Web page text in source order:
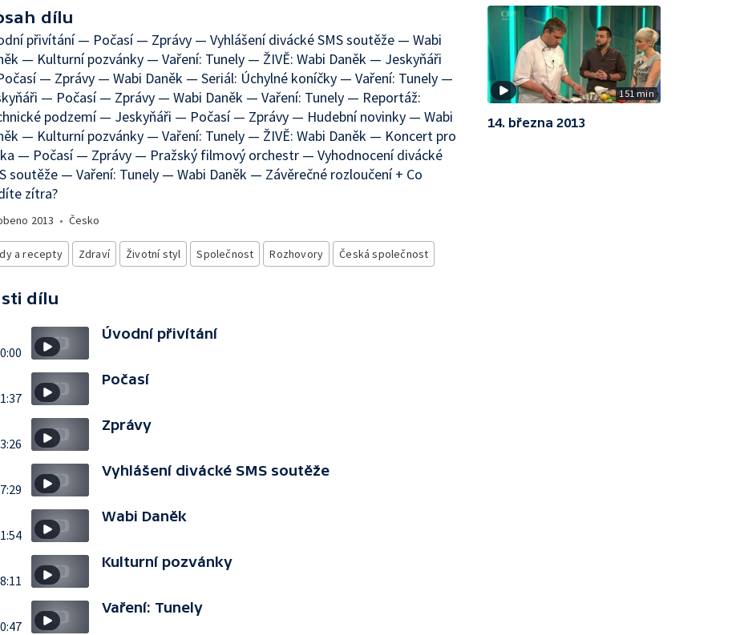
dílu
přivítání — Počasí — Zprávy — Vyhlášení divácké SMS soutěže — Wabi
— Kulturní pozvánky — Vaření: Tunely — ŽIVĚ: Wabi Daněk — Jeskyňáři
— Zprávy — Wabi Daněk — Seriál: Úchylné koníčky — Vaření: Tunely —
— Počasí — Zprávy — Wabi Daněk — Vaření: Tunely — Reportáž:
podzemí — Jeskyňáři — Počasí — Zprávy — Hudební novinky — Wabi
— Kulturní pozvánky — Vaření: Tunely — ŽIVĚ: Wabi Daněk — Koncert pro
— Počasí — Zprávy — Pražský filmový orchestr — Vyhodnocení divácké
soutěže — Vaření: Tunely — Wabi Daněk — Závěrečné rozloučení + Co
zítra?
2013 • Česko
a recepty Zdraví Životní styl Společnost Rozhovory Česká společnost
dílu
Úvodní přivítání
Počasí
Zprávy
Vyhlášení divácké SMS soutěže
Wabi Daněk
Kulturní pozvánky
Vaření: Tunely
151 min
14. března 2013